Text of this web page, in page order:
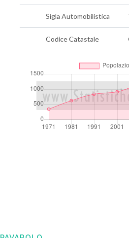
Sigla Automobilistica
Codice Catastale